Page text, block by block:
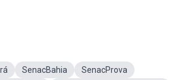
SenacBahia
SenacProva